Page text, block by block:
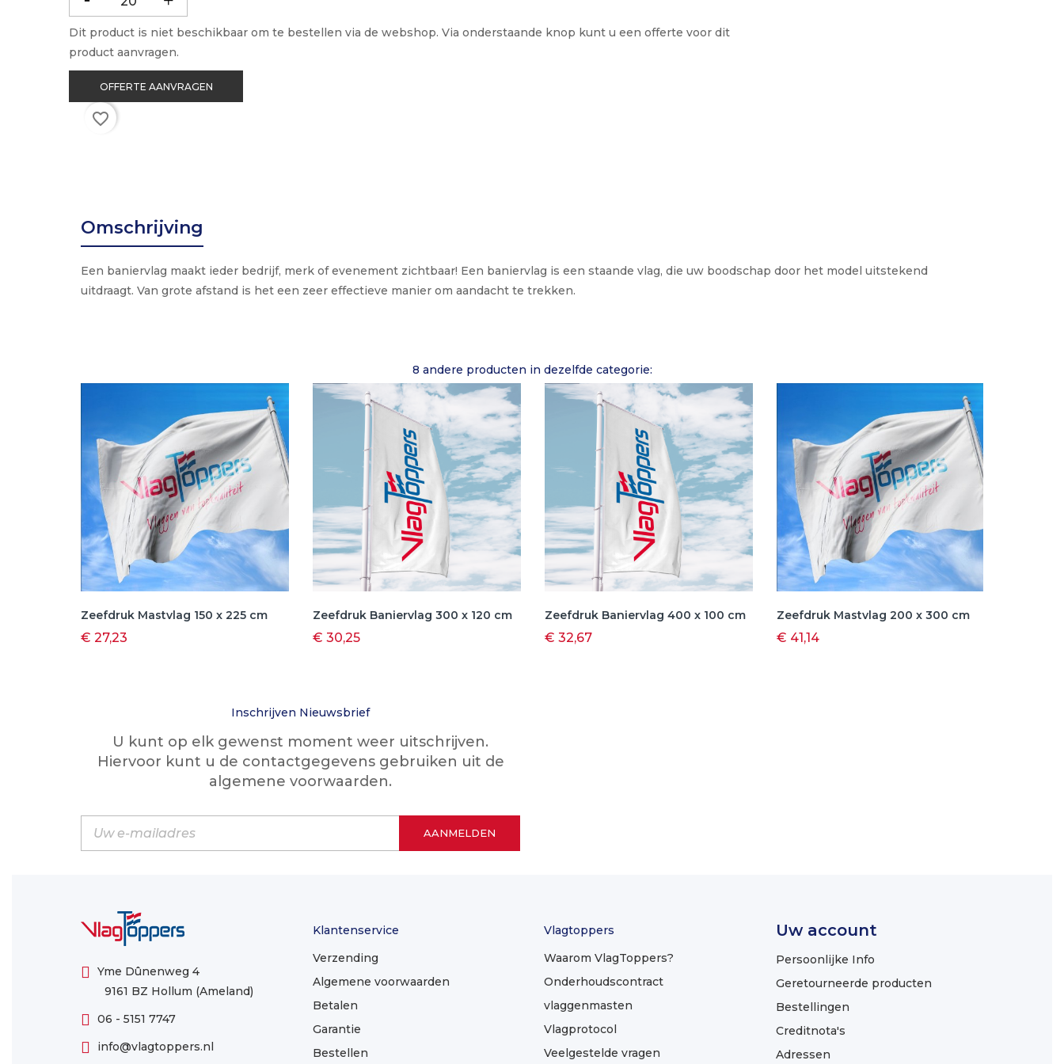
Dit product is niet beschikbaar om te bestellen via de webshop. Via onderstaande knop kunt u een offerte voor dit
product aanvragen.
OFFERTE AANVRAGEN
favorite_border
Omschrijving
Een baniervlag maakt ieder bedrijf, merk of evenement zichtbaar! Een baniervlag is een staande vlag, die uw boodschap door het model uitstekend
uitdraagt. Van grote afstand is het een zeer effectieve manier om aandacht te trekken.
8 andere producten in dezelfde categorie:
Zeefdruk Mastvlag 150 x 225 cm
€ 27,23
Zeefdruk Baniervlag 300 x 120 cm
€ 30,25
Zeefdruk Baniervlag 400 x 100 cm
€ 32,67
Zeefdruk Mastvlag 200 x 300 cm
€ 41,14
Inschrijven Nieuwsbrief
U kunt op elk gewenst moment weer uitschrijven.
Hiervoor kunt u de contactgegevens gebruiken uit de
algemene voorwaarden.
Yme Dûnenweg 4
9161 BZ Hollum (Ameland)
06 - 5151 7747
info@vlagtoppers.nl
Klantenservice
Verzending
Algemene voorwaarden
Betalen
Garantie
Bestellen
Vlagtoppers
Waarom VlagToppers?
Onderhoudscontract
vlaggenmasten
Vlagprotocol
Veelgestelde vragen
Uw account
Persoonlijke Info
Geretourneerde producten
Bestellingen
Creditnota's
Adressen